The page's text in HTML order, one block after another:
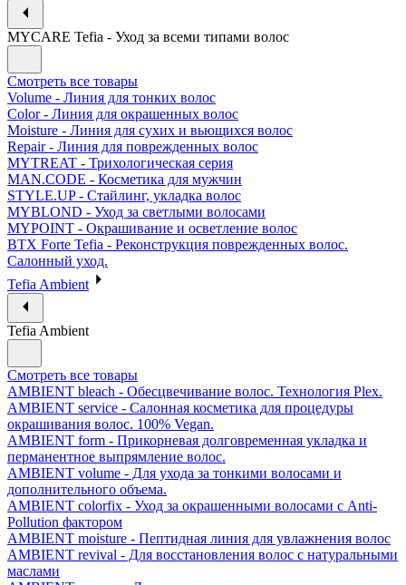
MYCARE Tefia - Уход за всеми типами волос
Смотреть все товары
Volume - Линия для тонких волос
Color - Линия для окрашенных волос
Moisture - Линия для сухих и вьющихся волос
Repair - Линия для поврежденных волос
MYTREAT - Трихологическая серия
MAN.CODE - Косметика для мужчин
STYLE.UP - Стайлинг, укладка волос
MYBLOND - Уход за светлыми волосами
MYPOINT - Окрашивание и осветление волос
BTX Forte Tefia - Реконструкция поврежденных волос.
Салонный уход.
Tefia Ambient
Tefia Ambient
Смотреть все товары
AMBIENT bleach - Обесцвечивание волос. Технология Plex.
AMBIENT service - Салонная косметика для процедуры
окрашивания волос. 100% Vegan.
AMBIENT form - Прикорневая долговременная укладка и
перманентное выпрямление волос.
AMBIENT volume - Для ухода за тонкими волосами и
дополнительного объема.
AMBIENT colorfix - Уход за окрашенными волосами с Anti-
Pollution фактором
AMBIENT moisture - Пептидная линия для увлажнения волос
AMBIENT revival - Для восстановления волос с натуральными
маслами